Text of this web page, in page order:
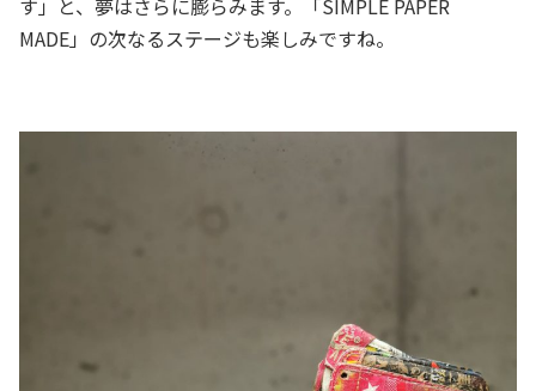
す」と、夢はさらに膨らみます。「SIMPLE PAPER
MADE」の次なるステージも楽しみですね。